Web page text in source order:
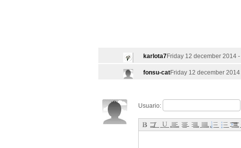
karlota7Friday 12 december 2014
fonsu-catFriday 12 december 2014
Usuario: